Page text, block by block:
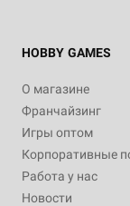
HOBBY GAMES
О магазине
Франчайзинг
Игры оптом
Корпоративные
Работа у нас
Новости